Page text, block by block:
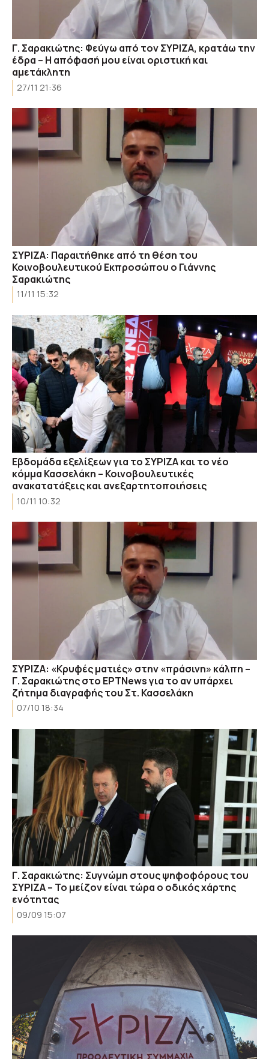
Γ. Σαρακιώτης: Φεύγω από τον ΣΥΡΙΖΑ, κρατάω την
έδρα – Η απόφασή μου είναι οριστική και
αμετάκλητη
27/11 21:36
ΣΥΡΙΖΑ: Παραιτήθηκε από τη θέση του
Κοινοβουλευτικού Εκπροσώπου ο Γιάννης
Σαρακιώτης
11/11 15:32
Εβδομάδα εξελίξεων για το ΣΥΡΙΖΑ και το νέο
κόμμα Κασσελάκη – Κοινοβουλευτικές
ανακατατάξεις και ανεξαρτητοποιήσεις
10/11 10:32
ΣΥΡΙΖΑ: «Κρυφές ματιές» στην «πράσινη» κάλπη –
Γ. Σαρακιώτης στο ΕΡΤNews για το αν υπάρχει
ζήτημα διαγραφής του Στ. Κασσελάκη
07/10 18:34
Γ. Σαρακιώτης: Συγνώμη στους ψηφοφόρους του
ΣΥΡΙΖΑ – Το μείζον είναι τώρα ο οδικός χάρτης
ενότητας
09/09 15:07